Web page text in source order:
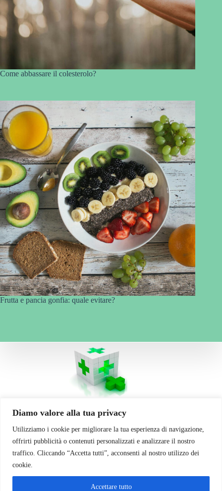
Diamo valore alla tua privacy
Utilizziamo i cookie per migliorare la tua esperienza di navigazione,
offrirti pubblicità o contenuti personalizzati e analizzare il nostro
traffico. Cliccando “Accetta tutti”, acconsenti al nostro utilizzo dei
cookie.
Accettare tutto
Come abbassare il colesterolo?
Frutta e pancia gonfia: quale evitare?
Contatti
Via Cherubini 7